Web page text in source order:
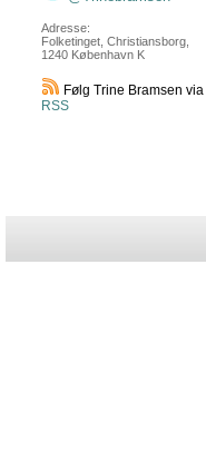
Adresse:
Folketinget, Christiansborg,
1240 København K
Følg Trine Bramsen via
RSS